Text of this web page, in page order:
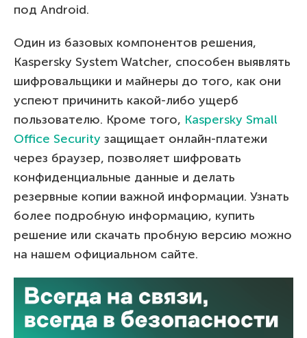
под Android.
Один из базовых компонентов решения,
Kaspersky System Watcher, способен выявлять
шифровальщики и майнеры до того, как они
успеют причинить какой-либо ущерб
пользователю. Кроме того, Kaspersky Small
Office Security защищает онлайн-платежи
через браузер, позволяет шифровать
конфиденциальные данные и делать
резервные копии важной информации. Узнать
более подробную информацию, купить
решение или скачать пробную версию можно
на нашем официальном сайте.